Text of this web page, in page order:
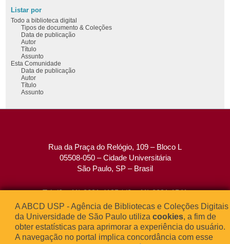
Listar por
Todo a biblioteca digital
Tipos de documento & Coleções
Data de publicação
Autor
Título
Assunto
Esta Comunidade
Data de publicação
Autor
Título
Assunto
Rua da Praça do Relógio, 109 – Bloco L
05508-050 – Cidade Universitária
São Paulo, SP – Brasil
Tel: (0xx11) 3091-4195 / (0xx11) 3091-1541
Fax: (0xx11) 3091-1567
E-mail:atendimento@abcd.usp.br
A ABCD USP - Agência de Bibliotecas e Coleções Digitais
da Universidade de São Paulo utiliza cookies, a fim de
obter estatísticas para aprimorar a experiência do usuário.
A navegação no portal implica concordância com esse